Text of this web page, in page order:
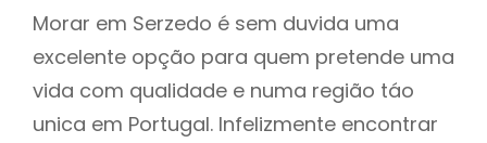
Morar em Serzedo é sem duvida uma
excelente opção para quem pretende uma
vida com qualidade e numa região táo
unica em Portugal. Infelizmente encontrar